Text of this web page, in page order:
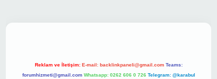
Reklam ve İletişim: E-mail: backlinkpaneli@gmail.com Teams:
forumhizmeti@gmail.com Whatsapp: 0262 606 0 726 Telegram: @karabul